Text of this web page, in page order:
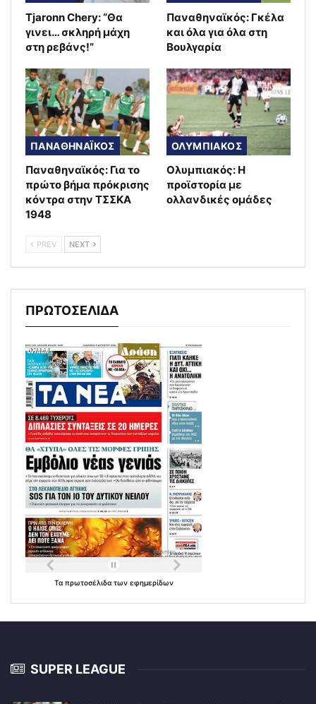
Tjaronn Chery: “Θα
γινει… σκληρή μάχη
στη ρεβάνς!”
Παναθηναϊκός: Γκέλα
και όλα για όλα στη
Βουλγαρία
ΠΑΝΑΘΗΝΑΪΚΟΣ
Παναθηναϊκός: Για το
πρώτο βήμα πρόκρισης
κόντρα στην ΤΣΣΚΑ
1948
ΟΛΥΜΠΙΑΚΟΣ
Ολυμπιακός: Η
προϊστορία με
ολλανδικές ομάδες
PREV NEXT
ΠΡΩΤΟΣΕΛΙΔΑ
Τα πρωτοσέλιδα των εφημερίδων
SUPER LEAGUE